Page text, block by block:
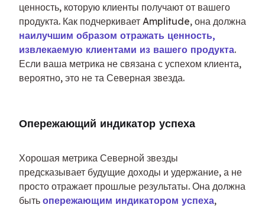
ценность, которую клиенты получают от вашего
наилучшим образом отражать ценность,
извлекаемую клиентами из вашего продукта.
Если ваша метрика не связана с успехом клиента,
вероятно, это не та Северная звезда.
Опережающий индикатор успеха
Хорошая метрика Северной звезды
предсказывает будущие доходы и удержание, а не
просто отражает прошлые результаты. Она должна
быть опережающим индикатором успеха,